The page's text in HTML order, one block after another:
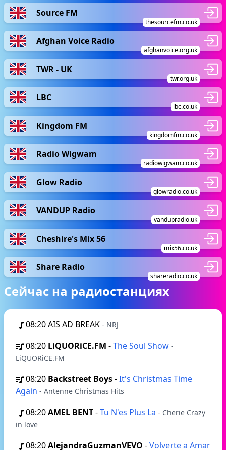
Source FM
thesourcefm.co.uk
Afghan Voice Radio
afghanvoice.org.uk
TWR - UK
twr.org.uk
LBC
lbc.co.uk
Kingdom FM
kingdomfm.co.uk
Radio Wigwam
radiowigwam.co.uk
Glow Radio
glowradio.co.uk
VANDUP Radio
vandupradio.uk
Cheshire's Mix 56
mix56.co.uk
Share Radio
shareradio.co.uk
Сейчас на радиостанциях
08:20AIS AD BREAK - NRJ
08:20 LiQUORiCE.FM -The Soul Show -
LiQUORiCE.FM
08:20 Backstreet Boys-It's Christmas Time
Again - Antenne Christmas Hits
08:20AMEL BENT-Tu N'es Plus La - Cherie Сrazy
in love
08:20AlejandraGuzmanVEVO -Volverte a Amar